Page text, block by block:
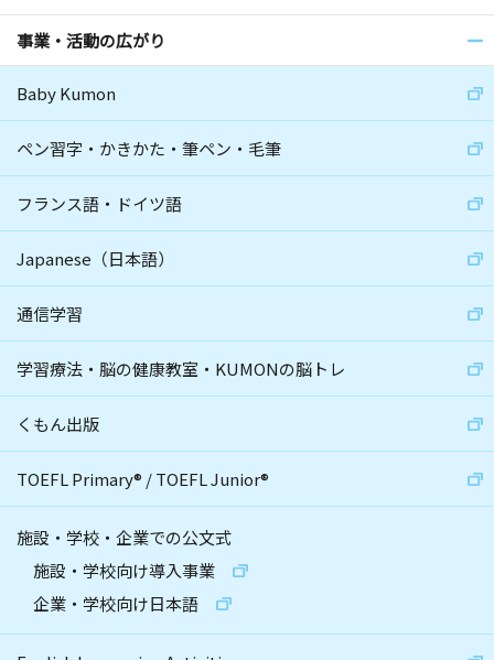
事業・活動の広がり
Baby Kumon
ペン習字・かきかた・筆ペン・毛筆
フランス語・ドイツ語
Japanese（日本語）
通信学習
学習療法・脳の健康教室・KUMONの脳トレ
くもん出版
TOEFL Primary® /TOEFL Junior®
施設・学校・企業での公文式
施設・学校向け導入事業
企業・学校向け日本語